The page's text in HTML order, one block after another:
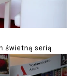
świetną serią.